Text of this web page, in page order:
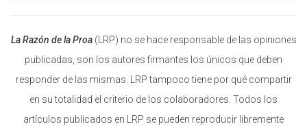
La Razón de la Proa(LRP) no se hace responsable de las opiniones
publicadas, son los autores firmantes los únicos que deben
responder de las mismas. LRP tampoco tiene por qué compartir
en su totalidad el criterio de los colaboradores. Todos los
artículos publicados en LRP se pueden reproducir libremente